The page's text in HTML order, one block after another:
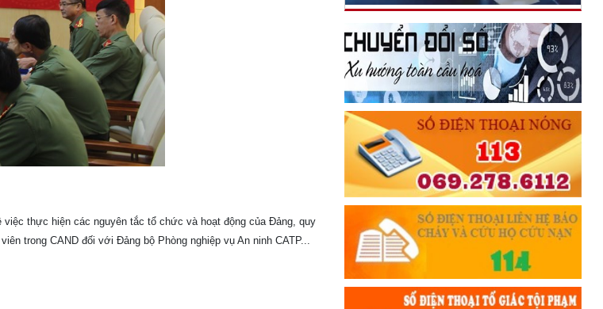
thực hiện các nguyên tắc tổ chức và hoạt động của Đảng, quy
trong CAND đối với Đảng bộ Phòng nghiệp vụ An ninh CATP...